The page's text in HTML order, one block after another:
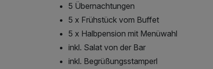
5 Übernachtungen
5 x Frühstück vom Buffet
5 x Halbpension mit Menüwahl
inkl. Salat von der Bar
inkl. Begrüßungsstamperl